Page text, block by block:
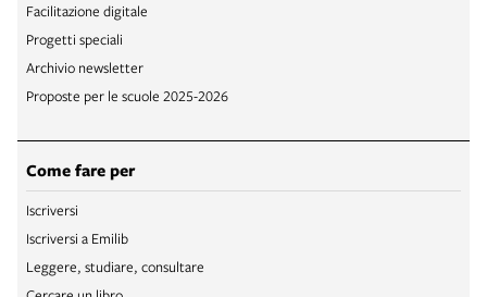
Facilitazione digitale
Progetti speciali
Archivio newsletter
Proposte per le scuole 2025-2026
Come fare per
Iscriversi
Iscriversi a Emilib
Leggere, studiare, consultare